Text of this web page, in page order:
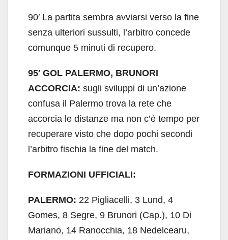
90′ La partita sembra avviarsi verso la fine
senza ulteriori sussulti, l’arbitro concede
comunque 5 minuti di recupero.
95′ GOL PALERMO, BRUNORI
ACCORCIA: sugli sviluppi di un’azione
confusa il Palermo trova la rete che
accorcia le distanze ma non c’è tempo per
recuperare visto che dopo pochi secondi
l’arbitro fischia la fine del match.
FORMAZIONI UFFICIALI:
PALERMO: 22 Pigliacelli, 3 Lund, 4
Gomes, 8 Segre, 9 Brunori (Cap.), 10 Di
Mariano, 14 Ranocchia, 18 Nedelcearu,